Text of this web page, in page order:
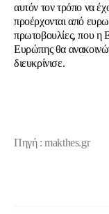
αυτόν τον τρόπο να
προέρχονται από
πρωτοβουλίες, που η
Ευρώπης θα
διευκρίνισε.
Πηγή : makthes.gr